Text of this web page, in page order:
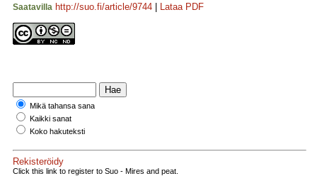
Saatavilla http://suo.fi/article/9744 Lataa PDF
Mikä tahansa sana
Kaikki sanat
Koko hakuteksti
Rekisteröidy
Click this link to register to Suo - Mires and peat.